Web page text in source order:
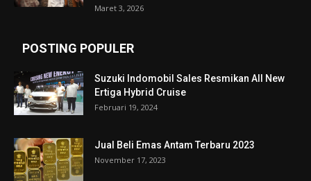
Maret 3, 2026
POSTING POPULER
Suzuki Indomobil Sales Resmikan All New
Ertiga Hybrid Cruise
Februari 19, 2024
Jual Beli Emas Antam Terbaru 2023
November 17, 2023